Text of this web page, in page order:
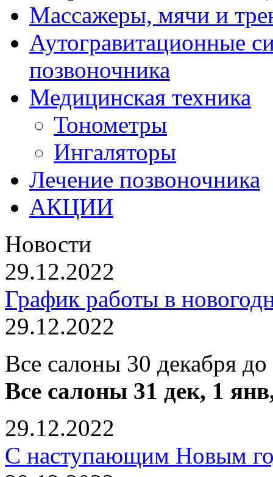
Массажеры, мячи и
Аутогравитационные
позвоночника
Медицинская техника
Тонометры
Ингаляторы
Лечение позвоночника
АКЦИИ
Новости
29.12.2022
График работы в
29.12.2022
Все салоны 30 декабря
Все салоны 31 дек, 1
29.12.2022
С наступающим Новым